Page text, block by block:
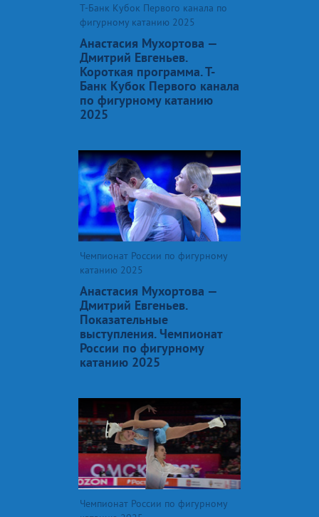
Т-Банк Кубок Первого канала по
фигурному катанию 2025
Анастасия Мухортова —
Дмитрий Евгеньев.
Короткая программа. Т-
Банк Кубок Первого канала
по фигурному катанию
2025
Чемпионат России по фигурному
катанию 2025
Анастасия Мухортова —
Дмитрий Евгеньев.
Показательные
выступления. Чемпионат
России по фигурному
катанию 2025
Чемпионат России по фигурному